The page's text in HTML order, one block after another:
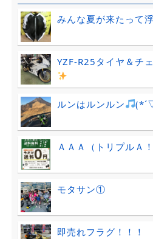
みんな夏が来たって
YZF-R25タイヤ＆チ
ルンはルンルン
ＡＡＡ（トリプルＡ
モタサン①
即売れフラグ！！！